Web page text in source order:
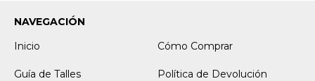
NAVEGACIÓN
Inicio
Cómo Comprar
Guía de Talles Política de Devolución